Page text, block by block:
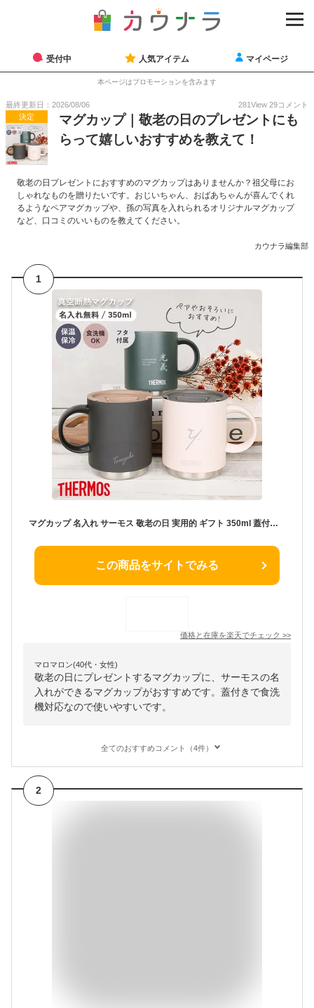
受付中 人気アイテム マイページ
本ページはプロモーションを含みます
最終更新日：2026/08/06 281View 29コメント
決定
マグカップ｜敬老の日のプレゼントにも
らって嬉しいおすすめを教えて！
敬老の日プレゼントにおすすめのマグカップはありませんか？祖父母にお
しゃれなものを贈りたいです。おじいちゃん、おばあちゃんが喜んでくれ
るようなペアマグカップや、孫の写真を入れられるオリジナルマグカップ
など、口コミのいいものを教えてください。
カウナラ編集部
1
マグカップ 名入れ サーモス 敬老の日 実用的 ギフト 350ml 蓋付きあり ペア おそろい 真空断熱マグカップ JDS-351 thermos 保温 フタ付き ステンレスマグ 保温 保冷 ステンレスマグカップ プレゼント 名入れギフト 熱中症対策
この商品をサイトでみる
価格と在庫を楽天でチェック >>
マロマロン(40代・女性)
敬老の日にプレゼントするマグカップに、サーモスの名
入れができるマグカップがおすすめです。蓋付きで食洗
機対応なので使いやすいです。
全てのおすすめコメント（4件）
2